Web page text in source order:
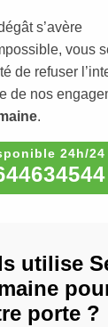
s’avère
vous
de refuser
de nos
.
utilise
porte ?